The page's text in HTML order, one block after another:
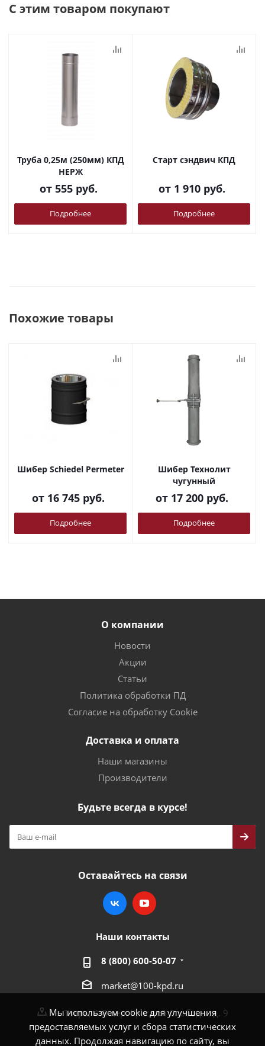
Мы используем cookie для улучшения
предоставляемых услуг и сбора статистических
данных. Продолжая навигацию по сайту, вы
С этим товаром покупают
Труба 0,25м (250мм) КПД
НЕРЖ
от 555 руб.
Подробнее
Старт сэндвич КПД
от 1 910 руб.
Подробнее
Похожие товары
Шибер Schiedel Permeter
от 16 745 руб.
Подробнее
Шибер Технолит
чугунный
от 17 200 руб.
Подробнее
О компании
Новости
Акции
Статьи
Политика обработки ПД
Согласие на обработку Cookie
Доставка и оплата
Наши магазины
Производители
Будьте всегда в курсе!
Оставайтесь на связи
Наши контакты
8 (800) 600-50-07
market@100-kpd.ru
г. Тверь, 4-й пер. Красной Слободы, д. 9